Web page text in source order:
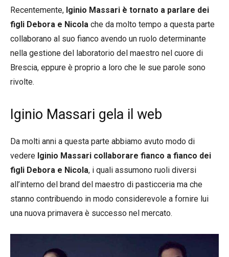
Recentemente, Iginio Massari è tornato a parlare dei
figli Debora e Nicola che da molto tempo a questa parte
collaborano al suo fianco avendo un ruolo determinante
nella gestione del laboratorio del maestro nel cuore di
Brescia, eppure è proprio a loro che le sue parole sono
rivolte.
Iginio Massari gela il web
Da molti anni a questa parte abbiamo avuto modo di
vedere Iginio Massari collaborare fianco a fianco dei
figli Debora e Nicola, i quali assumono ruoli diversi
all’interno del brand del maestro di pasticceria ma che
stanno contribuendo in modo considerevole a fornire lui
una nuova primavera è successo nel mercato.